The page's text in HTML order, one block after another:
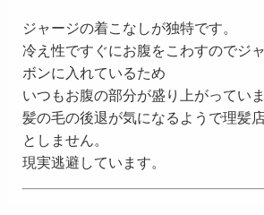
ジャージの着こなしが独特です。
冷え性ですぐにお腹をこわすのでジ
ボンに入れているため
いつもお腹の部分が盛り上がっていま
髪の毛の後退が気になるようで理髪
としません。
現実逃避しています。